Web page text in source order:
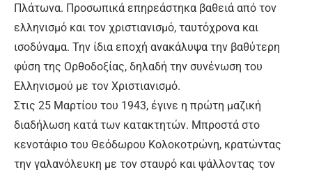
Πλάτωνα. Προσωπικά επηρεάστηκα βαθειά από τον
ελληνισμό και τον χριστιανισμό, ταυτόχρονα και
ισοδύναμα. Την ίδια εποχή ανακάλυψα την βαθύτερη
φύση της Ορθοδοξίας, δηλαδή την συνένωση του
Ελληνισμού με τον Χριστιανισμό.
Στις 25 Μαρτίου του 1943, έγινε η πρώτη μαζική
διαδήλωση κατά των κατακτητών. Μπροστά στο
κενοτάφιο του Θεόδωρου Κολοκοτρώνη, κρατώντας
την γαλανόλευκη με τον σταυρό και ψάλλοντας τον